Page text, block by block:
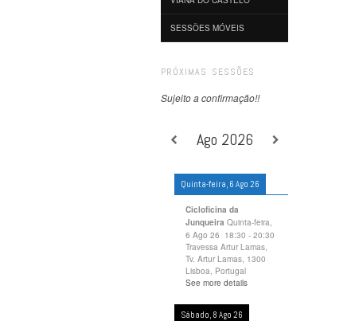
SESSÕES MÓVEIS
PRÓXIMAS SESSÕES
Sujeito a confirmação!!
Ago 2026
Quinta-feira, 6 Ago 26
Cicloficina da
Junqueira Quinta-feira,
6 Ago 26 18:30 - 20:30
Travessa Artur Lamas,
Tv. Artur Lamas, 1300
Lisboa, Portugal
See more details
Sábado, 8 Ago 26